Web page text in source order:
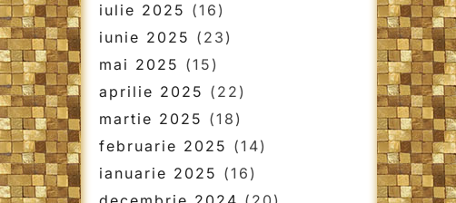
iulie 2025 (16)
iunie 2025 (23)
mai 2025 (15)
aprilie 2025 (22)
martie 2025 (18)
februarie 2025 (14)
ianuarie 2025 (16)